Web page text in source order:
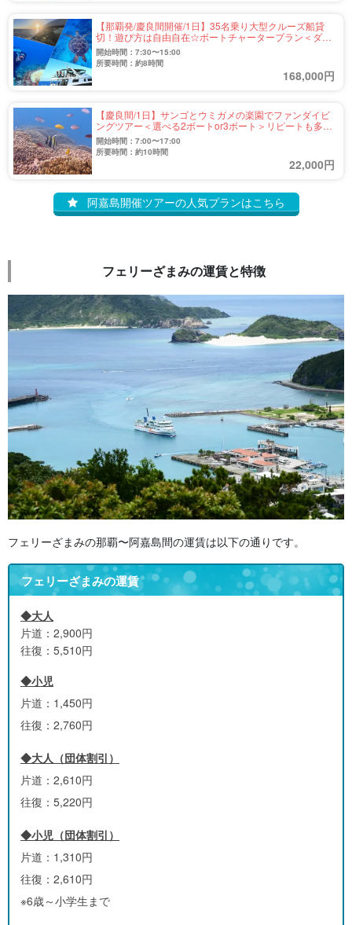
【那覇発/慶良間開催/1日】35名乗り大型クルーズ船貸
切！遊び方は自由自在☆ボートチャータープラン＜ダイ
ビング・BBQ・釣り・離島巡り他＞大人数の団体旅行に
最適♪（No.345）
開始時間：7:30〜15:00
所要時間：約8時間
168,000円
【慶良間/1日】サンゴとウミガメの楽園でファンダイビ
ングツアー＜選べる2ボートor3ボート＞リピートも多い
人気ガイド♪マクロからワイドまで幅広くご案内！
（No.306）
開始時間：7:00〜17:00
所要時間：約10時間
22,000円
阿嘉島開催ツアーの人気プランはこちら
フェリーざまみの運賃と特徴
フェリーざまみの那覇〜阿嘉島間の運賃は以下の通りです。
フェリーざまみの運賃
◆大人
片道：2,900円
往復：5,510円
◆小児
片道：1,450円
往復：2,760円
◆大人（団体割引）
片道：2,610円
往復：5,220円
◆小児（団体割引）
片道：1,310円
往復：2,610円
※6歳～小学生まで